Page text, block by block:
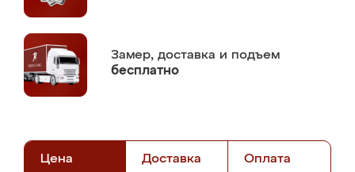
Замер, доставка и подъем
бесплатно
Цена Доставка Оплата